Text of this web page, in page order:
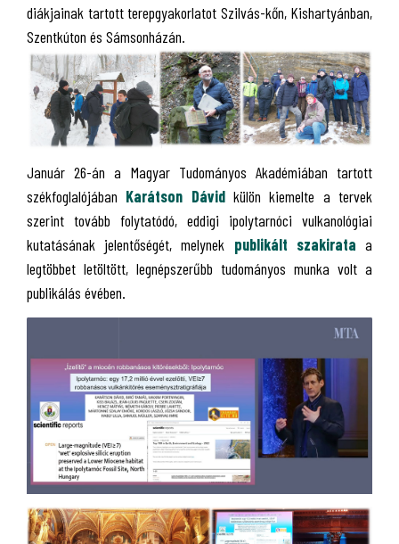
diákjainak tartott terepgyakorlatot Szilvás-kőn, Kishartyánban,
Szentkúton és Sámsonházán.
Január 26-án a Magyar Tudományos Akadémiában tartott
székfoglalójában Karátson Dávidkülön kiemelte a tervek
szerint tovább folytatódó, eddigi ipolytarnóci vulkanológiai
kutatásának jelentőségét, melynek publikált szakirata a
legtöbbet letöltött, legnépszerűbb tudományos munka volt a
publikálás évében.